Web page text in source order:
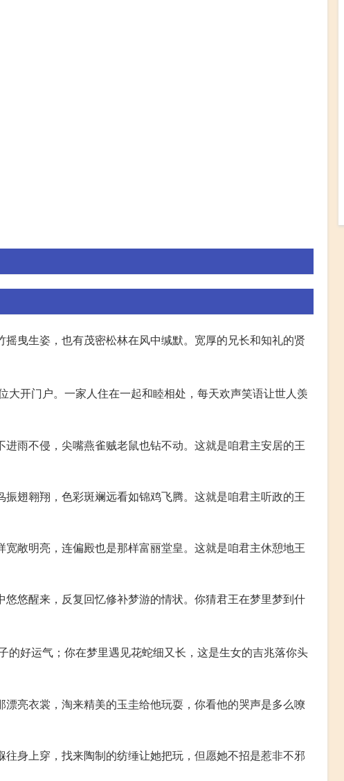
曳生姿，也有茂密松林在风中缄默。宽厚的兄长和知礼的贤
大开门户。一家人住在一起和睦相处，每天欢声笑语让世人羡
雨不侵，尖嘴燕雀贼老鼠也钻不动。这就是咱君主安居的王
翅翱翔，色彩斑斓远看如锦鸡飞腾。这就是咱君主听政的王
敞明亮，连偏殿也是那样富丽堂皇。这就是咱君主休憩地王
悠醒来，反复回忆修补梦游的情状。你猜君王在梦里梦到什
的好运气；你在梦里遇见花蛇细又长，这是生女的吉兆落你头
亮衣裳，淘来精美的玉圭给他玩耍，你看他的哭声是多么嘹
身上穿，找来陶制的纺缍让她把玩，但愿她不招是惹非不邪